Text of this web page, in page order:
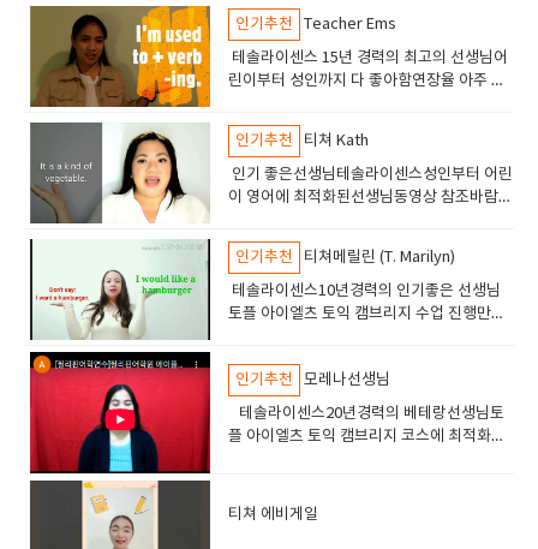
생님입니다.
인기추천
Teacher Ems
테솔라이센스 15년 경력의 최고의 선생님어
린이부터 성인까지 다 좋아함연장율 아주 높
면 아 역시 잉글리쉬700 선생이라고 판단할
것임.
인기추천
티쳐 Kath
인기 좋은선생님테솔라이센스성인부터 어린
이 영어에 최적화된선생님동영상 참조바람만
선생님
인기추천
티쳐메릴린 (T. Marilyn)
테솔라이센스10년경력의 인기좋은 선생님
토플 아이엘츠 토익 캠브리지 수업 진행만족
인기추천
모레나선생님
테솔라이센스20년경력의 베테랑선생님토
플 아이엘츠 토익 캠브리지 코스에 최적화된
티쳐 에비게일